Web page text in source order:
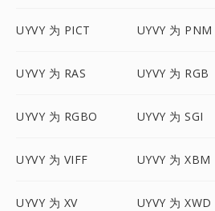
UYVY 为 PICT UYVY 为 PNM
UYVY 为 RAS UYVY 为 RGB
UYVY 为 RGBO UYVY 为 SGI
UYVY 为 VIFF UYVY 为 XBM
UYVY 为 XV UYVY 为 XWD